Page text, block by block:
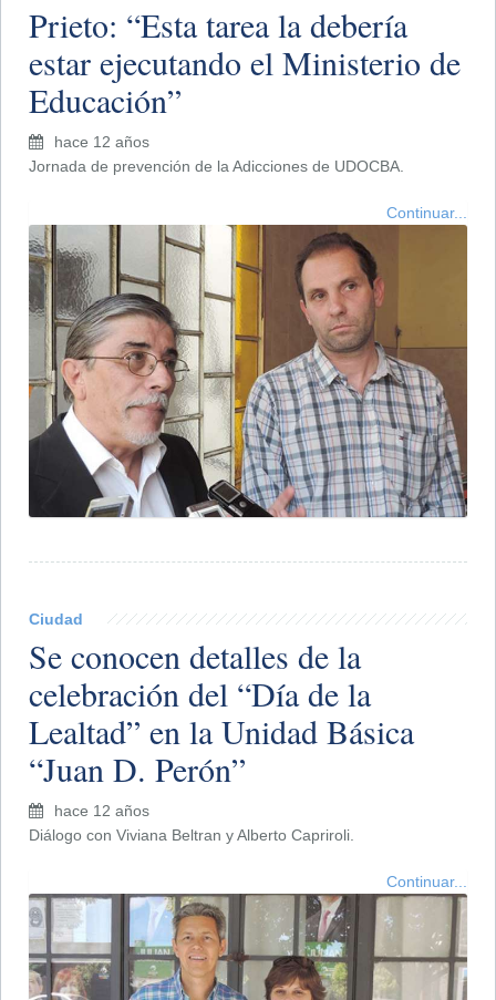
Prieto: “Esta tarea la debería
estar ejecutando el Ministerio de
Educación”
hace 12 años
Jornada de prevención de la Adicciones de UDOCBA.
Continuar...
Ciudad
Se conocen detalles de la
celebración del “Día de la
Lealtad” en la Unidad Básica
“Juan D. Perón”
hace 12 años
Diálogo con Viviana Beltran y Alberto Capriroli.
Continuar...